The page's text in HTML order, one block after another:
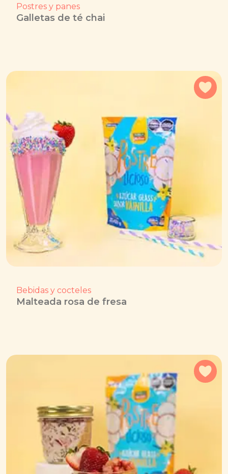
Postres y panes
Galletas de té chai
Bebidas y cocteles
Malteada rosa de fresa